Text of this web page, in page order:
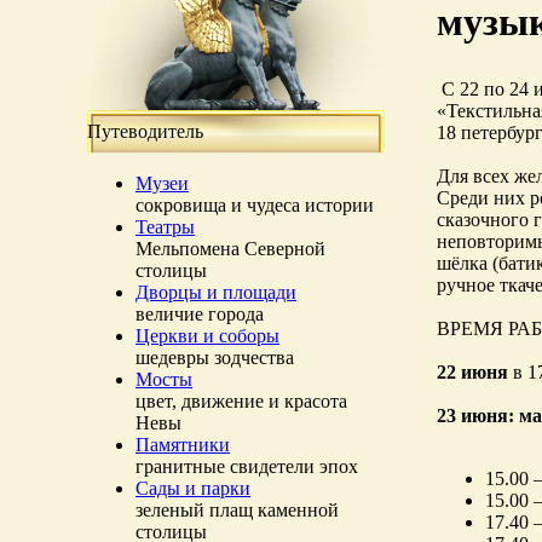
Путеводитель
Музеи
сокровища и чудеса истории
Театры
Мельпомена Северной
столицы
Дворцы и площади
величие города
Церкви и соборы
шедевры зодчества
Мосты
цвет, движение и красота
Невы
Памятники
гранитные свидетели эпох
Сады и парки
зеленый плащ каменной
столицы
С 22 по 24
18
Для всех
Среди них
сказочного
шёлка
ручное
ВРЕМЯ
22 июня в
23 июня:
15.00
15.00
17.40